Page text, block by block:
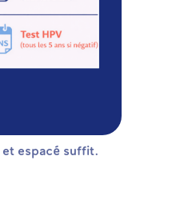
et espacé suffit.